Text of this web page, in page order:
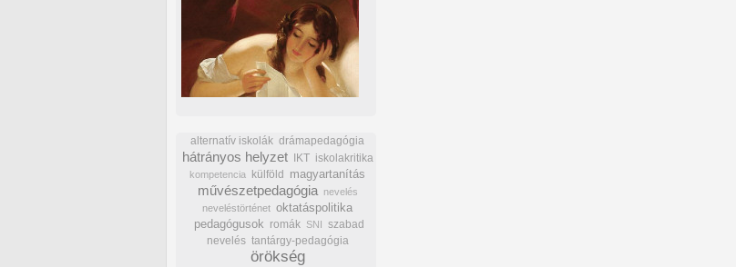
alternatív iskolák drámapedagógia
hátrányos helyzet IKT iskolakritika
kompetencia külföld magyartanítás
művészetpedagógia
nevelés
neveléstörténet oktatáspolitika
pedagógusok romák SNI szabad
nevelés tantárgy-pedagógia
örökség